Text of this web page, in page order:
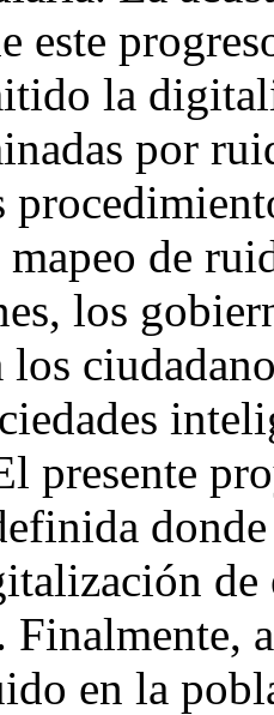
este
la
por
mapeo de
los
los
presente
de
en la